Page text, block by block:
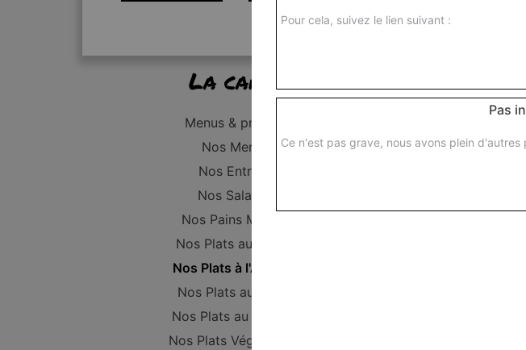
La carte
Menus & promos
Nos Menus
Nos Entrées
Nos Salades
Nos Pains Maison
Nos Plats au poulet
Nos Plats à l'Agneau
Nos Plats au Boeuf
Nos Plats au Poisson
Nos Plats Végétariens
Pour cela, suivez le lien suivant :
Pas
Ce n'est pas grave, nous avons plein d'autres